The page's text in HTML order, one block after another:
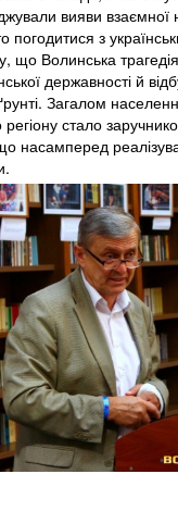
вияви взаємної
погодитися з
що Волинська
державності й
Загалом
регіону стало
насамперед